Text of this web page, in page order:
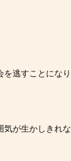
逃すことになり
気が生かしきれな